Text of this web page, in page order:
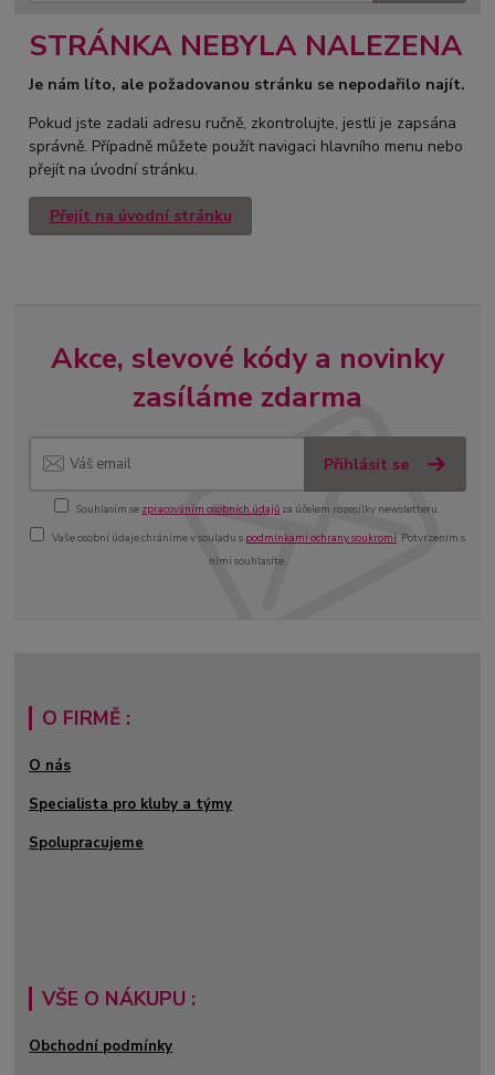
STRÁNKA NEBYLA NALEZENA
Je nám líto, ale požadovanou stránku se nepodařilo najít.
Pokud jste zadali adresu ručně, zkontrolujte, jestli je zapsána
správně. Případně můžete použít navigaci hlavního menu nebo
přejít na úvodní stránku.
Přejít na úvodní stránku
Akce, slevové kódy a novinky
zasíláme zdarma
Přihlásit se
Souhlasím se zpracováním osobních údajů za účelem rozesílky newsletteru.
Vaše osobní údaje chráníme v souladu s podmínkami ochrany soukromí. Potvrzením s
nimi souhlasíte.
O FIRMĚ :
O nás
Specialista pro kluby a týmy
Spolupracujeme
VŠE O NÁKUPU :
Obchodní podmínky